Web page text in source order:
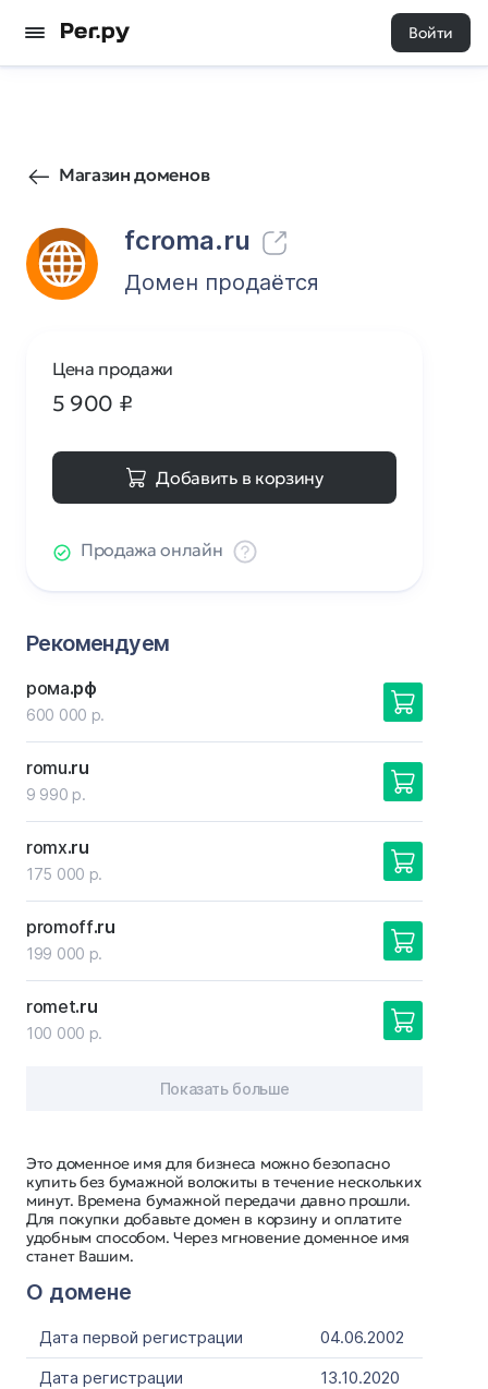
Войти
Магазин доменов
fcroma.ru
47 0
Домен продаётся
Это доменное имя для бизнеса можно безопасно
купить без бумажной волокиты в течение нескольких
минут. Времена бумажной передачи давно прошли.
Для покупки добавьте домен в корзину и оплатите
удобным способом. Через мгновение доменное имя
станет Вашим.
О домене
Дата первой регистрации
04.06.2002
Дата регистрации
13.10.2020
Цена продажи
5 900 ₽
Добавить в корзину
Продажа онлайн
Рекомендуем
рома.рф
600 000 р.
romu.ru
9 990 р.
romx.ru
175 000 р.
promoff.ru
199 000 р.
romet.ru
100 000 р.
Показать больше